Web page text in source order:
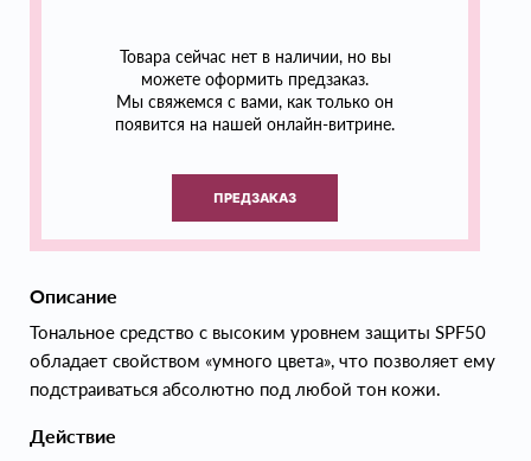
Товара сейчас нет в наличии, но вы
можете оформить предзаказ.
Мы свяжемся с вами, как только он
появится на нашей онлайн-витрине.
ПРЕДЗАКАЗ
Описание
Тональное средство с высоким уровнем защиты SPF50
обладает свойством «умного цвета», что позволяет ему
подстраиваться абсолютно под любой тон кожи.
Действие